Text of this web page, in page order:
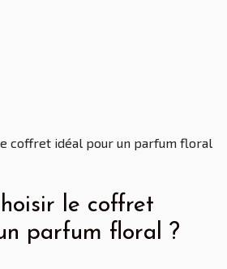
coffret idéal pour un parfum floral
le coffret
parfum floral ?